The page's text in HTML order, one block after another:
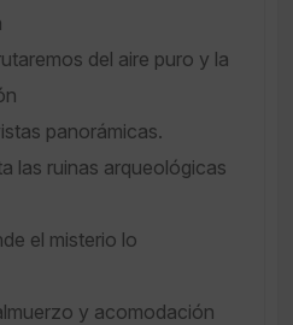
del aire puro y la
panorámicas.
las ruinas arqueológicas
el misterio lo
y acomodación